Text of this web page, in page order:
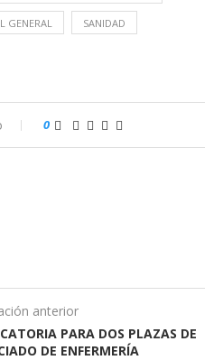
GENERAL SANIDAD
0
anterior
PARA DOS PLAZAS DE
DE ENFERMERÍA